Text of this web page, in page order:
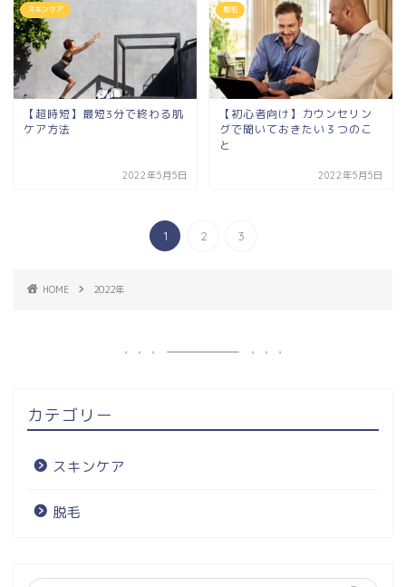
スキンケア
【超時短】最短3分で終わる肌
ケア方法
2022年5月5日
脱毛
【初心者向け】カウンセリン
グで聞いておきたい３つのこ
と
2022年5月5日
1 2 3
HOME 2022年
カテゴリー
スキンケア
脱毛